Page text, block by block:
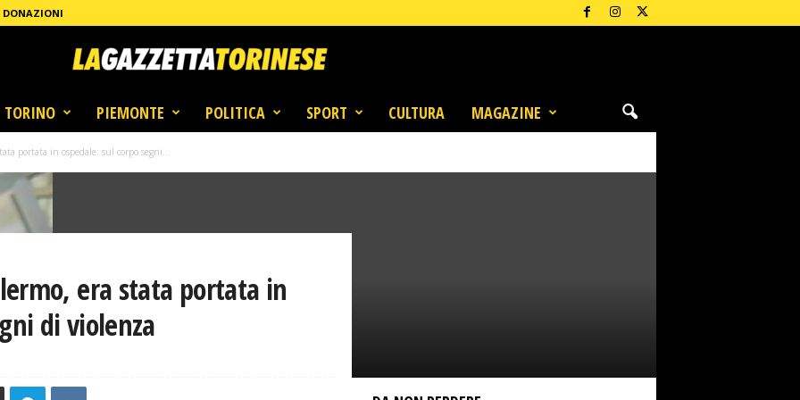
DONAZIONI
TORINO PIEMONTE POLITICA SPORT CULTURA MAGAZINE
portata in ospedale: sul corpo segni...
era stata portata in
di violenza